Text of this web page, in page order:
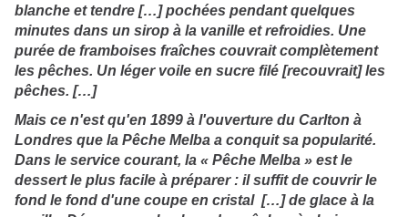
blanche et tendre […] pochées pendant quelques
minutes dans un sirop à la vanille et refroidies. Une
purée de framboises fraîches couvrait complètement
les pêches. Un léger voile en sucre filé [recouvrait] les
pêches. […]
Mais ce n'est qu'en 1899 à l'ouverture du Carlton à
Londres que la Pêche Melba a conquit sa popularité.
Dans le service courant, la « Pêche Melba » est le
dessert le plus facile à préparer : il suffit de couvrir le
fond le fond d'une coupe en cristal […] de glace à la